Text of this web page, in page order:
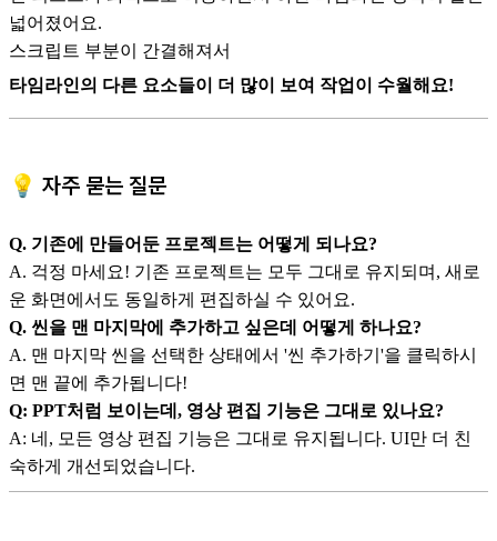
넓어졌어요.
스크립트 부분이 간결해져서
타임라인의 다른 요소들이 더 많이 보여 작업이 수월해요!
💡 자주 묻는 질문
Q. 기존에 만들어둔 프로젝트는 어떻게 되나요?
A. 걱정 마세요! 기존 프로젝트는 모두 그대로 유지되며, 새로
운 화면에서도 동일하게 편집하실 수 있어요.
Q. 씬을 맨 마지막에 추가하고 싶은데 어떻게 하나요?
A. 맨 마지막 씬을 선택한 상태에서 '씬 추가하기'을 클릭하시
면 맨 끝에 추가됩니다!
Q: PPT처럼 보이는데, 영상 편집 기능은 그대로 있나요?
A: 네, 모든 영상 편집 기능은 그대로 유지됩니다. UI만 더 친
숙하게 개선되었습니다.